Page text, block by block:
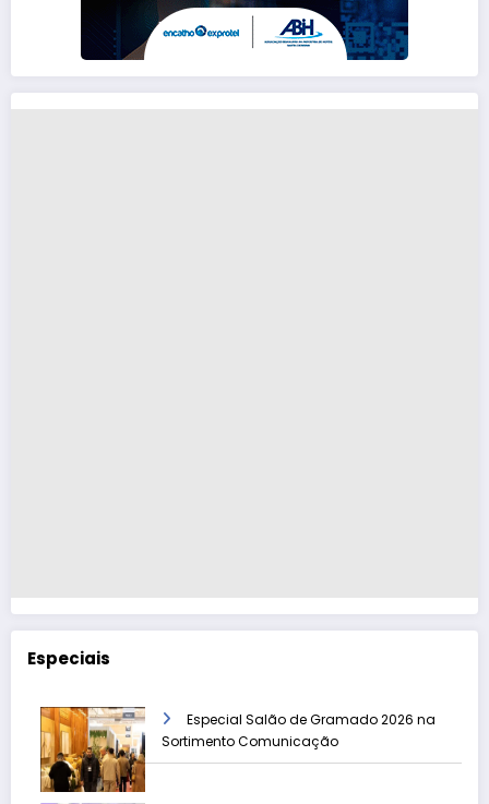
Especiais
Especial Salão de Gramado 2026 na
Sortimento Comunicação